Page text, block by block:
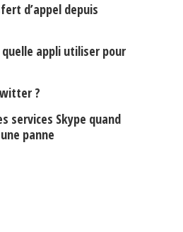
d’appel depuis
quelle appli utiliser pour
?
services Skype quand
panne